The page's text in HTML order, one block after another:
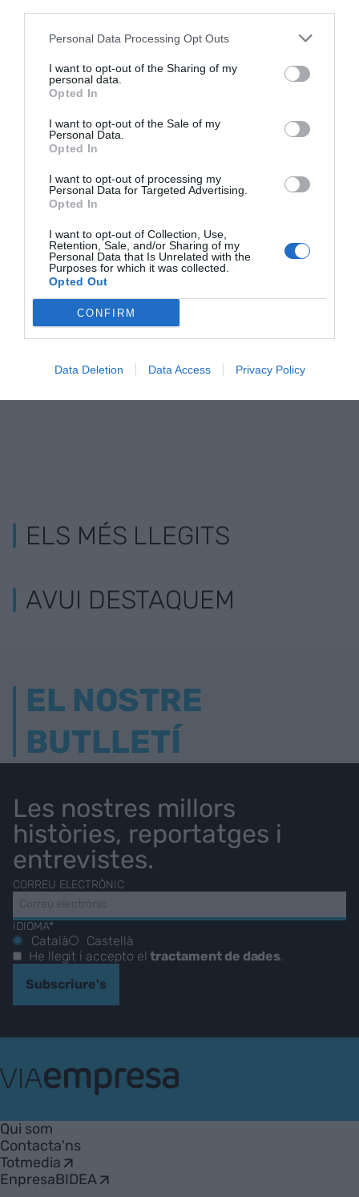
Personal Data Processing Opt Outs
I want to opt-out of the Sharing of my
personal data.
Opted In
I want to opt-out of the Sale of my
Personal Data.
Opted In
I want to opt-out of processing my
Personal Data for Targeted Advertising.
Opted In
I want to opt-out of Collection, Use,
Retention, Sale, and/or Sharing of my
Personal Data that Is Unrelated with the
Purposes for which it was collected.
Opted Out
CONFIRM
Data Deletion Data Access Privacy Policy
RELACIONADES
L'aliança entre
Crous i Torres per
presidir la Cambra
La gota malaia de
Crous i Torres a la
Cambra
Les
per vot
ELS MÉS LLEGITS
AVUI DESTAQUEM
EL NOSTRE
BUTLLETÍ
Les nostres millors
històries, reportatges i
entrevistes.
CORREU ELECTRÒNIC
IDIOMA*
Català
Castellà
He llegit i accepto eltractament de dades.
Subscriure's
Empresa
Qui som
Contacta'ns
Totmedia
EnpresaBIDEA